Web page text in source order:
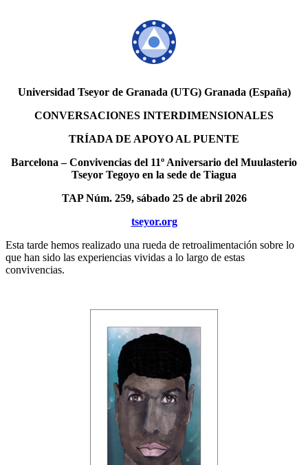
Universidad Tseyor de Granada (UTG) Granada (España)
CONVERSACIONES INTERDIMENSIONALES
TRÍADA DE APOYO AL PUENTE
Barcelona – Convivencias del 11º Aniversario del Muulasterio
Tseyor Tegoyo en la sede de Tiagua
TAP Núm. 259, sábado 25 de abril 2026
tseyor.org
Esta tarde hemos realizado una rueda de retroalimentación sobre lo
que han sido las experiencias vividas a lo largo de estas
convivencias.